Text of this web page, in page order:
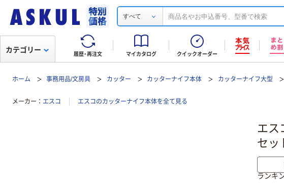
すべて
履歴・再注文 マイカタログ クイックオーダー
カテゴリー
ホーム 事務用品/文房具 カッター カッターナイフ本体 カッターナイフ大型
メーカー エスコ エスコのカッターナイフ本体を全て見る
エス
セッ
ランキ